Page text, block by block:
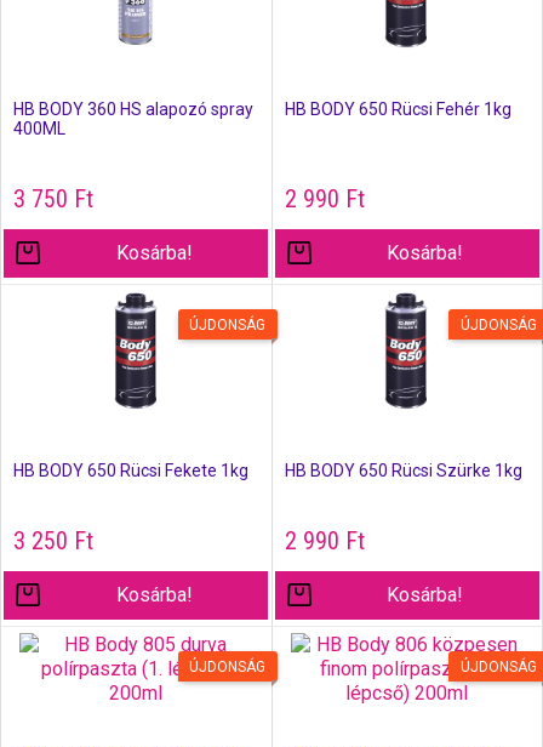
HB BODY 360 HS alapozó spray
400ML
3 750 Ft
Kosárba!
HB BODY 650 Rücsi Fehér 1kg
2 990 Ft
Kosárba!
ÚJDONSÁG
HB BODY 650 Rücsi Fekete 1kg
3 250 Ft
Kosárba!
ÚJDONSÁG
HB BODY 650 Rücsi Szürke 1kg
2 990 Ft
Kosárba!
ÚJDONSÁG ÚJDONSÁG